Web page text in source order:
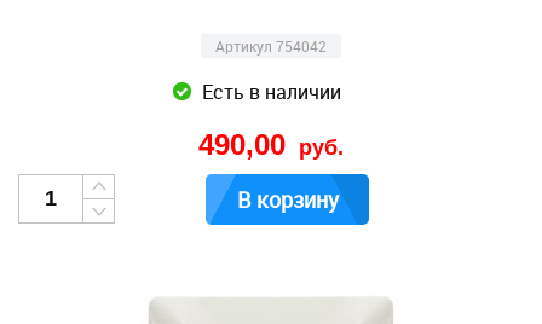
Артикул 754042
Есть в наличии
490,00 руб.
В корзину